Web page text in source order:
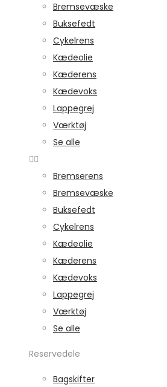
Bremsevæske
Buksefedt
Cykelrens
Kædeolie
Kæderens
Kædevoks
Lappegrej
Værktøj
Se alle
Bremserens
Bremsevæske
Buksefedt
Cykelrens
Kædeolie
Kæderens
Kædevoks
Lappegrej
Værktøj
Se alle
Reservedele
Bagskifter